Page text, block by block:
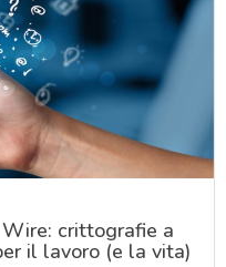
crittografie a
il lavoro (e la vita)